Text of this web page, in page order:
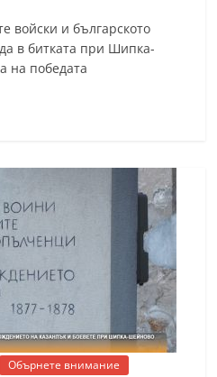
войски и българското
в битката при Шипка-
на победата
Обърнете внимание